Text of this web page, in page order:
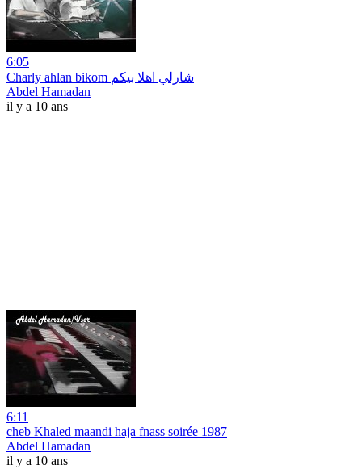
6:05
Charly ahlan bikom شارلي اهلا بيكم
Abdel Hamadan
il y a 10 ans
6:11
cheb Khaled maandi haja fnass soirée 1987
Abdel Hamadan
il y a 10 ans